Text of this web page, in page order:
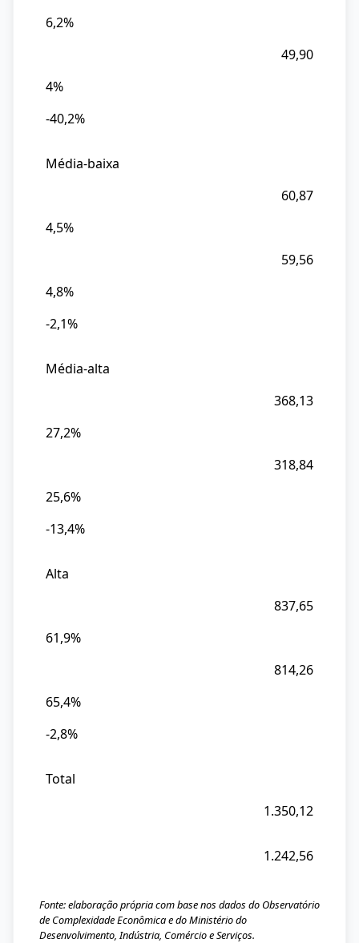
Valor
25
%
Total
das
do
26
25/26
6,2%
49,90
4%
-40,2%
Média-baixa
60,87
4,5%
59,56
4,8%
-2,1%
Média-alta
368,13
27,2%
318,84
25,6%
-13,4%
Alta
837,65
61,9%
814,26
65,4%
-2,8%
Total
1.350,12
1.242,56
Fonte: elaboração própria com base nos dados do Observatório
de Complexidade Econômica e do Ministério do
Desenvolvimento, Indústria, Comércio e Serviços.